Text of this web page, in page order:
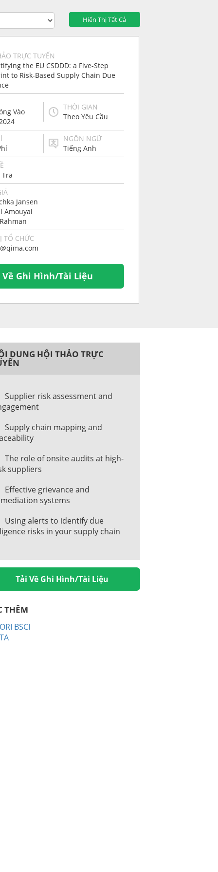
Hiển Thị Tất Cả
TRỰC TUYẾN
the EU CSDDD: a Five-Step
to Risk-Based Supply Chain Due
Vào
THỜI GIAN
Theo Yêu Cầu
NGÔN NGỮ
Tiếng Anh
Jansen
Amouyal
TỔ CHỨC
Về Ghi Hình/Tài Liệu
DUNG HỘI THẢO TRỰC
Supplier risk assessment and
Supply chain mapping and
The role of onsite audits at high-
suppliers
Effective grievance and
systems
Using alerts to identify due
risks in your supply chain
Tải Về Ghi Hình/Tài Liệu
THÊM
BSCI